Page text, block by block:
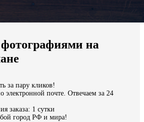
миру
на
за пару кликов!
электронной почте. Отвечаем за 24
заказа: 1 сутки
город РФ и мира!